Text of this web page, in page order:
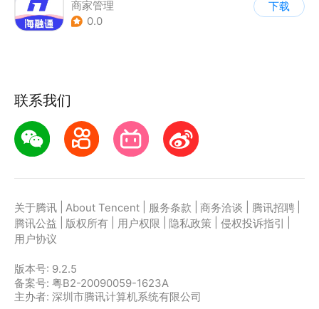
商家管理
0.0
下载
联系我们
关于腾讯 About Tencent 服务条款 商务洽谈 腾讯招聘
腾讯公益
版权所有 用户权限 隐私政策 侵权投诉指引
用户协议
版本号: 9.2.5
备案号: 粤B2-20090059-1623A
主办者: 深圳市腾讯计算机系统有限公司